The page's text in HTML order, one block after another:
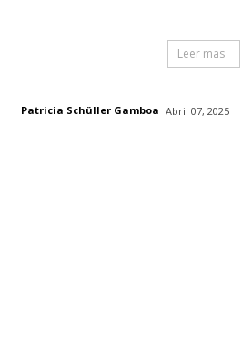
Leer mas
Patricia Schüller Gamboa Abril 07, 2025